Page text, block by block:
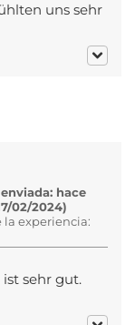
uns sehr
hace
02/2024)
la experiencia:
sehr gut.